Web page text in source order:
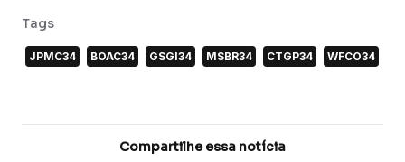
Tags
JPMC34 BOAC34 GSGI34 MSBR34 CTGP34 WFCO34
Compartilhe essa notícia